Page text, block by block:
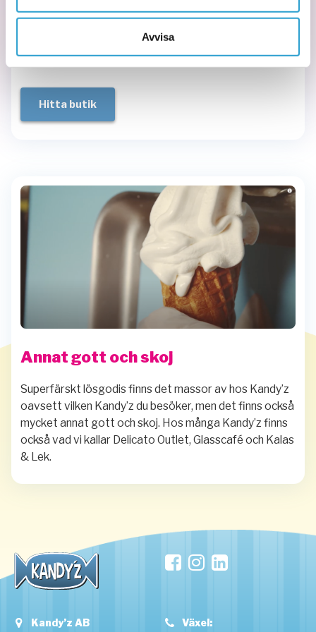
Avvisa
ärKandyz det perfekta resmålet för hela familjen.
Dessutom finns det över 40Kandyz
så troligen finns det en
just i orten du bor i.
Hitta butik
Annat gott och skoj
Superfärskt lösgodis finns det massor av hos Kandyz
oavsett vil ken Kandyz du besöker, men det finns också
mycket annat gott och skoj. Hos många Kandyz finns
också vad vi kallar Delicato Outlet, Glasscafé och Kalas
& Lek.
Kandyz AB
Växel: